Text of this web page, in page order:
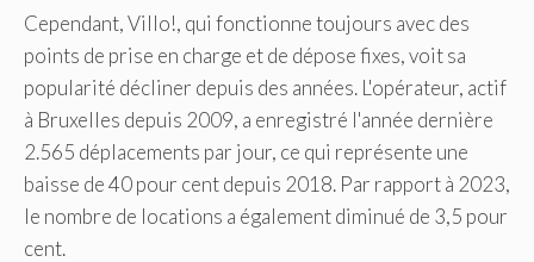
Cependant, Villo!, qui fonctionne toujours avec des
points de prise en charge et de dépose fixes, voit sa
popularité décliner depuis des années. L'opérateur, actif
à Bruxelles depuis 2009, a enregistré l'année dernière
2.565 déplacements par jour, ce qui représente une
baisse de 40 pour cent depuis 2018. Par rapport à 2023,
le nombre de locations a également diminué de 3,5 pour
cent.